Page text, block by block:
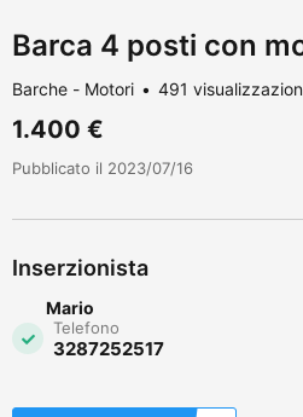
Barca 4 posti con
Barche - Motori 491
1.400 €
Pubblicato il 2023/07/16
Inserzionista
Mario
Telefono
3287252517